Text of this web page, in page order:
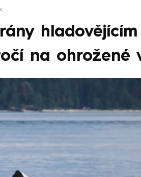
hladovějícím
na ohrožené